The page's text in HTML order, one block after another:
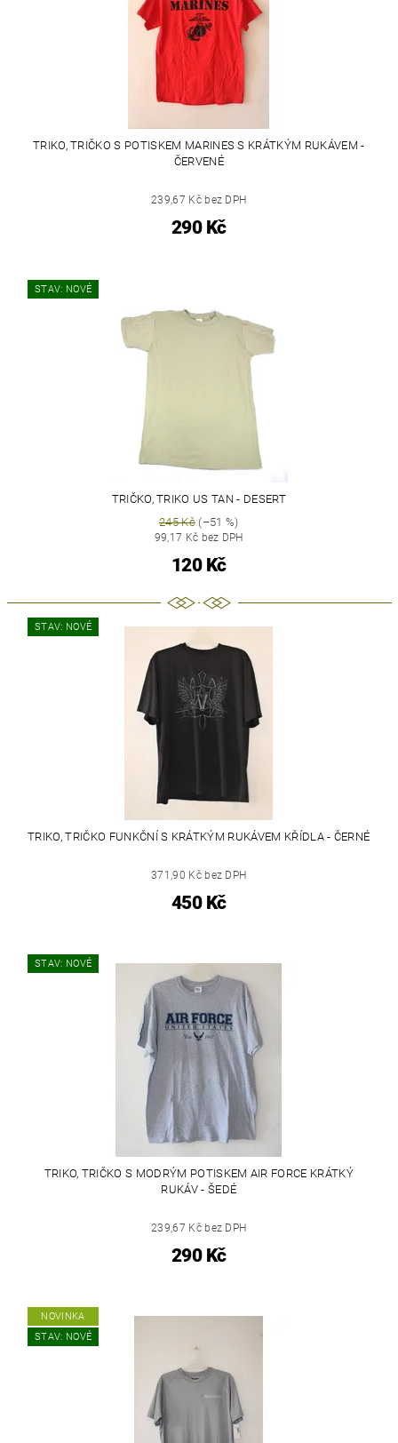
TRIKO, TRIČKO S POTISKEM MARINES S KRÁTKÝM RUKÁVEM -
ČERVENÉ
239,67 Kč bez DPH
290 Kč
STAV: NOVÉ
TRIČKO, TRIKO US TAN - DESERT
245 Kč(–51 %)
99,17 Kč bez DPH
120 Kč
STAV: NOVÉ
TRIKO, TRIČKO FUNKČNÍ S KRÁTKÝM RUKÁVEM KŘÍDLA - ČERNÉ
371,90 Kč bez DPH
450 Kč
STAV: NOVÉ
TRIKO, TRIČKO S MODRÝM POTISKEM AIR FORCE KRÁTKÝ
RUKÁV - ŠEDÉ
239,67 Kč bez DPH
290 Kč
NOVINKA
STAV: NOVÉ